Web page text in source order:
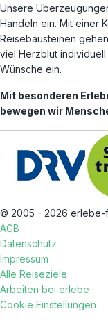
Unsere
Handeln ein. Mit einer
Reisebausteinen
viel Herzblut
Wünsche ein.
Mit besonderen
bewegen wir
© 2005 - 2026 erlebe-
AGB
Datenschutz
Impressum
Alle Reiseziele
Arbeiten bei erlebe
Cookie Einstellungen